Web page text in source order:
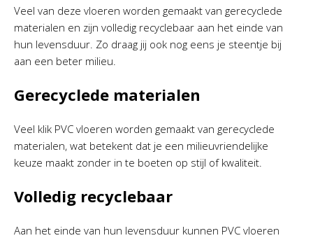
Veel van deze vloeren worden gemaakt van gerecyclede
materialen en zijn volledig recyclebaar aan het einde van
hun levensduur. Zo draag jij ook nog eens je steentje bij
aan een beter milieu.
Gerecyclede materialen
Veel klik PVC vloeren worden gemaakt van gerecyclede
materialen, wat betekent dat je een milieuvriendelijke
keuze maakt zonder in te boeten op stijl of kwaliteit.
Volledig recyclebaar
Aan het einde van hun levensduur kunnen PVC vloeren